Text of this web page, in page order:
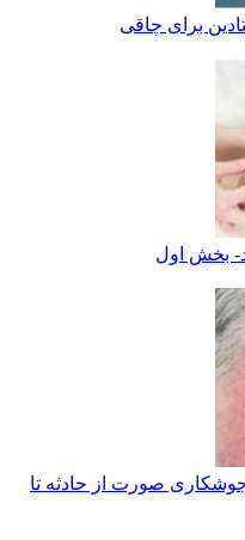
برای چاقی
بخش اول
صورت از حادثه تا